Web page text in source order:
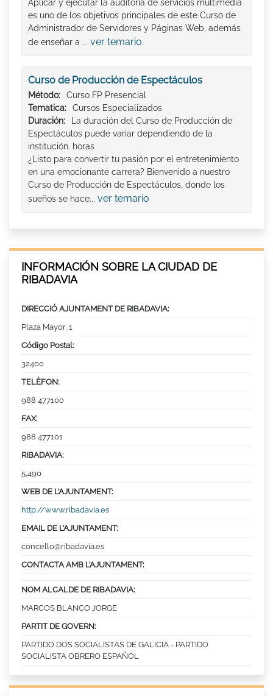
Aplicar y ejecutar la auditoría de servicios multimedia
es uno de los objetivos principales de este Curso de
Administrador de Servidores y Páginas Web, además
de enseñar a ... ver temario
Curso de Producción de Espectáculos
Método:
Curso FP Presencial
Tematica:
Cursos Especializados
Duración:
La duración del Curso de Producción de
Espectáculos puede variar dependiendo de la
institución. horas
¿Listo para convertir tu pasión por el entretenimiento
en una emocionante carrera? Bienvenido a nuestro
Curso de Producción de Espectáculos, donde los
sueños se hace... ver temario
INFORMACIÓN SOBRE LA CIUDAD DE
RIBADAVIA
DIRECCIÓ AJUNTAMENT DE RIBADAVIA:
Plaza Mayor, 1
Código Postal:
32400
TELÈFON:
988 477100
FAX:
988 477101
RIBADAVIA:
5,490
WEB DE L’AJUNTAMENT:
http://www.ribadavia.es
EMAIL DE L’AJUNTAMENT:
concello@ribadavia.es
CONTACTA AMB L’AJUNTAMENT:
NOM ALCALDE DE RIBADAVIA:
MARCOS BLANCO JORGE
PARTIT DE GOVERN:
PARTIDO DOS SOCIALISTAS DE GALICIA - PARTIDO
SOCIALISTA OBRERO ESPAÑOL